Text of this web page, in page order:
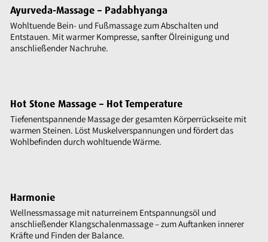
Ayurveda-Massage – Padabhyanga
Wohltuende Bein- und Fußmassage zum Abschalten und
Entstauen. Mit warmer Kompresse, sanfter Ölreinigung und
anschließender Nachruhe.
Hot Stone Massage – Hot Temperature
Tiefenentspannende Massage der gesamten Körperrückseite mit
warmen Steinen. Löst Muskelverspannungen und fördert das
Wohlbefinden durch wohltuende Wärme.
Harmonie
Wellnessmassage mit naturreinem Entspannungsöl und
anschließender Klangschalenmassage – zum Auftanken innerer
Kräfte und Finden der Balance.